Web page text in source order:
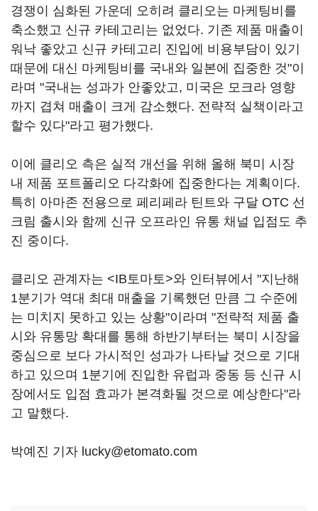
경쟁이 심화된 가운데 오히려 클리오는 마케팅비를
축소했고 신규 카테고리는 없었다. 기존 제품 매출이
워낙 좋았고 신규 카테고리 진입에 비용부담이 있기
때문에 대신 마케팅비를 국내와 일본에 집중한 것"이
라며 "국내는 성과가 안좋았고, 미국은 모크라 영향
까지 겹쳐 매출이 크게 감소했다. 전략적 실책이라고
할수 있다"라고 평가했다.
이에 클리오 측은 실적 개선을 위해 올해 북미 시장
내 제품 포트폴리오 다각화에 집중한다는 계획이다.
특히 아마존 전용으로 페리페라 틴트와 구달 OTC 선
크림 출시와 함께 신규 오프라인 유통 채널 입점도 추
진 중이다.
클리오 관계자는 <IB토마토>와 인터뷰에서 "지난해
1분기가 역대 최대 매출을 기록했던 만큼 그 수준에
는 미치지 못하고 있는 상황"이라며 "전략적 제품 출
시와 유통망 확대를 통해 하반기부터는 북미 시장을
중심으로 보다 가시적인 성과가 나타날 것으로 기대
하고 있으며 1분기에 진입한 유럽과 중동 등 신규 시
장에서도 입점 효과가 본격화될 것으로 예상한다"라
고 말했다.
박예진 기자 lucky@etomato.com